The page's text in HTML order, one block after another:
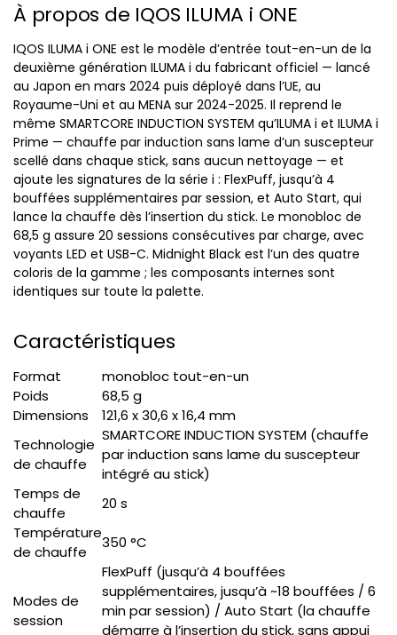
À propos de IQOS ILUMA i ONE
IQOS ILUMA i ONE est le modèle d’entrée tout-en-un de la
deuxième génération ILUMA i du fabricant officiel — lancé
au Japon en mars 2024 puis déployé dans l’UE, au
Royaume-Uni et au MENA sur 2024-2025. Il reprend le
même SMARTCORE INDUCTION SYSTEM qu’ILUMA i et ILUMA i
Prime — chauffe par induction sans lame d’un suscepteur
scellé dans chaque stick, sans aucun nettoyage — et
ajoute les signatures de la série i : FlexPuff, jusqu’à 4
bouffées supplémentaires par session, et Auto Start, qui
lance la chauffe dès l’insertion du stick. Le monobloc de
68,5 g assure 20 sessions consécutives par charge, avec
voyants LED et USB-C. Midnight Black est l’un des quatre
coloris de la gamme ; les composants internes sont
identiques sur toute la palette.
Caractéristiques
Format
monobloc tout-en-un
Poids
68,5 g
Dimensions
121,6 x 30,6 x 16,4 mm
Technologie
de chauffe
SMARTCORE INDUCTION SYSTEM (chauffe
par induction sans lame du suscepteur
intégré au stick)
Temps de
chauffe
20 s
Température
de chauffe
350 °C
Modes de
session
FlexPuff (jusqu’à 4 bouffées
supplémentaires, jusqu’à ~18 bouffées / 6
min par session) / Auto Start (la chauffe
démarre à l’insertion du stick, sans appui